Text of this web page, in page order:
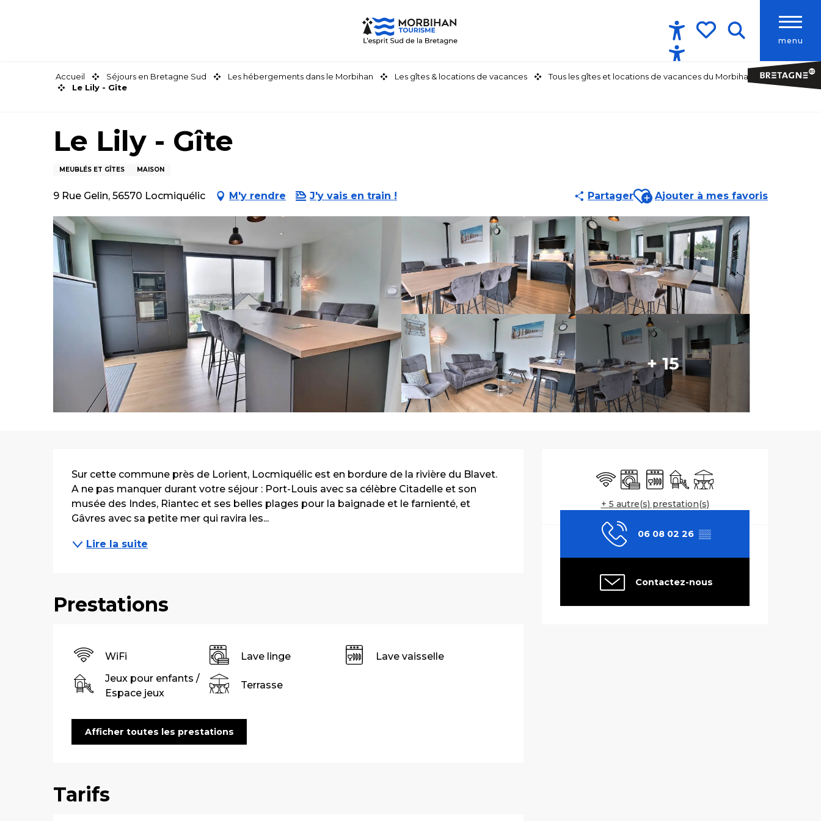
menu
Accessibilité
Accueil Séjours en Bretagne Sud Les hébergements dans le Morbihan Les gîtes & locations de vacances
Tous les gîtes et locations de vacances du Morbihan
Le Lily - Gîte
Le Lily - Gîte
MEUBLÉS ET GÎTES MAISON
9 Rue Gelin, 56570 Locmiquélic M'y rendre J'y vais en train ! PartagerAjouter aux favoris
Ajouter à mes favoris
+ 15
Ouverture et
WiFi Lave lingeLave vaisselle
Jeux pour enfants / Espace
Terrasse
+ 5 autre(s) prestation(s)
06 08 02 26 ▒▒
Contactez-nous
Description
Sur cette commune près de Lorient, Locmiquélic est en bordure de la rivière du Blavet.
A ne pas manquer durant votre séjour : Port-Louis avec sa célèbre Citadelle et son
musée des Indes, Riantec et ses belles plages pour la baignade et le farnienté, et
Gâvres avec sa petite mer qui ravira les...
Lire la suite
Prestations
WiFi Lave linge
Lave vaisselle
Jeux pour enfants /
Espace jeux
Terrasse
Afficher toutes les prestations
Tarifs